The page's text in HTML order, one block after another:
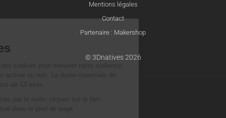
Mentions légales
Contact
Partenaire : Makershop
© 3Dnatives 2026